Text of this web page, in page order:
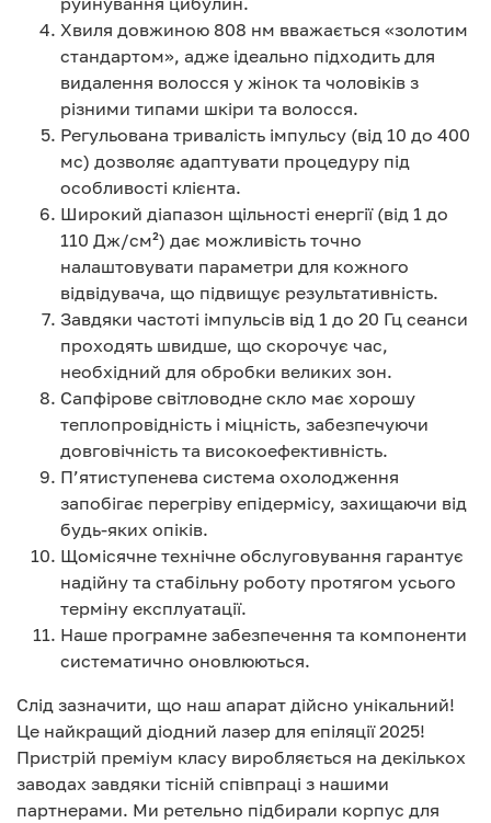
Хвиля довжиною 808 нм вважається «золотим
стандартом», адже ідеально підходить для
видалення волосся у жінок та чоловіків з
різними типами шкіри та волосся.
Регульована тривалість імпульсу (від 10 до 400
мс) дозволяє адаптувати процедуру під
особливості клієнта.
Широкий діапазон щільності енергії (від 1 до
110 Дж/см²) дає можливість точно
налаштовувати параметри для кожного
відвідувача, що підвищує результативність.
Завдяки частоті імпульсів від 1 до 20 Гц сеанси
проходять швидше, що скорочує час,
необхідний для обробки великих зон.
Сапфірове світловодне скло має хорошу
теплопровідність і міцність, забезпечуючи
довговічність та високоефективність.
П’ятиступенева система охолодження
запобігає перегріву епідермісу, захищаючи від
будь-яких опіків.
Щомісячне технічне обслуговування гарантує
надійну та стабільну роботу протягом усього
терміну експлуатації.
Наше програмне забезпечення та компоненти
систематично оновлюються.
Слід зазначити, що наш апарат дійсно унікальний!
Це найкращий діодний лазер для епіляції 2025!
Пристрій преміум класу виробляється на декількох
заводах завдяки тісній співпраці з нашими
партнерами. Ми ретельно підбирали корпус для